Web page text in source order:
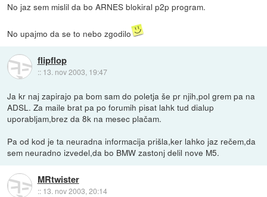
No jaz sem mislil da bo ARNES blokiral p2p program.
No upajmo da se to nebo zgodilo
flipflop
:: 13. nov 2003, 19:47
Ja kr naj zapirajo pa bom sam do poletja še pr njih,pol grem pa na
ADSL. Za maile brat pa po forumih pisat lahk tud dialup
uporabljam,brez da 8k na mesec plačam.
Pa od kod je ta neuradna informacija prišla,ker lahko jaz rečem,da
sem neuradno izvedel,da bo BMW zastonj delil nove M5.
MRtwister
:: 13. nov 2003, 20:14